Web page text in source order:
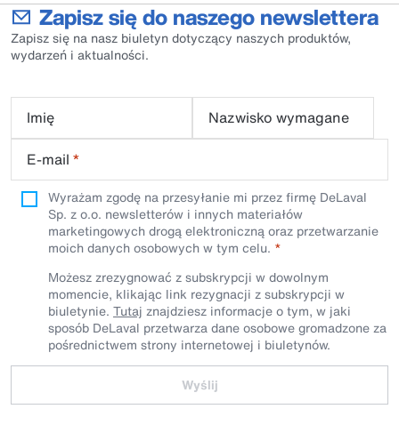
Zapisz się do naszego newslettera
Zapisz się na nasz biuletyn dotyczący naszych produktów,
wydarzeń i aktualności.
Imię
Nazwisko wymagane
E-mail *
Wyrażam zgodę na przesyłanie mi przez firmę DeLaval
Sp. z o.o. newsletterów i innych materiałów
marketingowych drogą elektroniczną oraz przetwarzanie
moich danych osobowych w tym celu.
Możesz zrezygnować z subskrypcji w dowolnym
momencie, klikając link rezygnacji z subskrypcji w
biuletynie. Tutaj znajdziesz informacje o tym, w jaki
sposób DeLaval przetwarza dane osobowe gromadzone za
pośrednictwem strony internetowej i biuletynów.
Wyślij